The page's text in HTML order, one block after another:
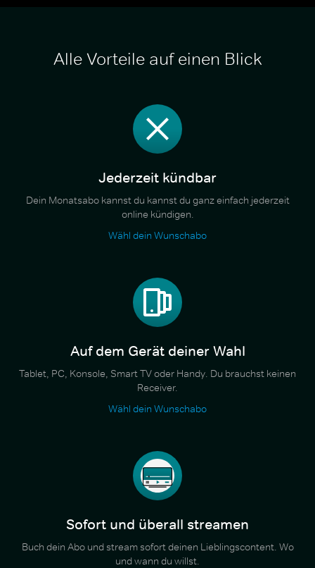
Alle Vorteile auf einen Blick
Jederzeit kündbar
Dein Monatsabo kannst du kannst du ganz einfach jederzeit
online kündigen.
Wähl dein Wunschabo
Auf dem Gerät deiner Wahl
Tablet, PC, Konsole, Smart TV oder Handy. Du brauchst keinen
Receiver.
Wähl dein Wunschabo
Sofort und überall streamen
Buch dein Abo und stream sofort deinen Lieblingscontent. Wo
und wann du willst.